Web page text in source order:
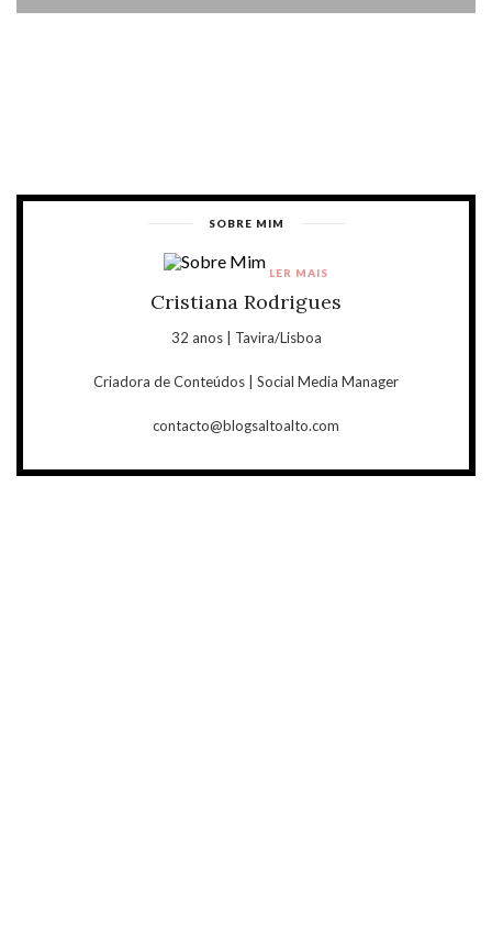
SOBRE MIM
Cristiana Rodrigues
32 anos | Tavira/Lisboa
Criadora de Conteúdos | Social Media Manager
contacto@blogsaltoalto.com
LER MAIS